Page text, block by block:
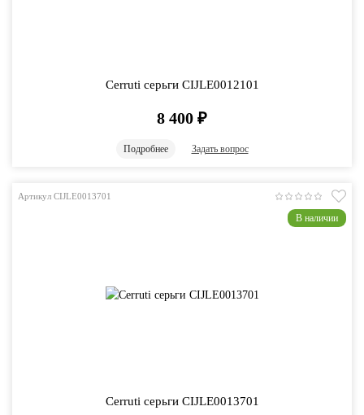
Cerruti серьги CIJLE0012101
8 400 ₽
Подробнее Задать вопрос
Артикул CIJLE0013701
В наличии
Cerruti серьги CIJLE0013701